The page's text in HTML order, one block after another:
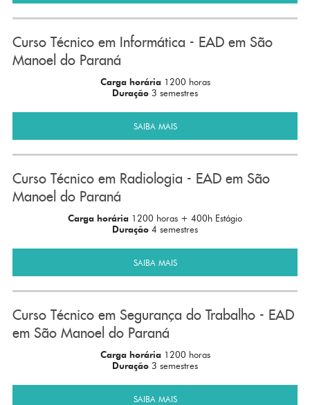
Curso Técnico em Informática - EAD em São
Manoel do Paraná
Carga horária 1200 horas
Duração 3 semestres
SAIBA MAIS
Curso Técnico em Radiologia - EAD em São
Manoel do Paraná
Carga horária 1200 horas + 400h Estágio
Duração 4 semestres
SAIBA MAIS
Curso Técnico em Segurança do Trabalho - EAD
em São Manoel do Paraná
Carga horária 1200 horas
Duração 3 semestres
SAIBA MAIS